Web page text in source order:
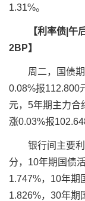
1.31%。
【利率债|午
2BP】
周二，国债期
0.08%报112.800
元，5年期主力合
涨0.03%报
银行间主要利
分，10年期国债
1.747%，10年期
1.826%，30年期